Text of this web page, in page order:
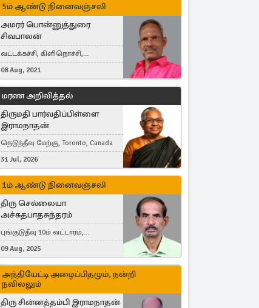
5ம் ஆண்டு நினைவஞ்சலி
அமரர் பொன்னுத்துரை
சிவபாலன்
வட்டக்கச்சி, கிளிநொச்சி,
வட்டக்கச்சி இராமநாதபுரம்
08 Aug, 2021
மரண அறிவித்தல்
திருமதி பார்வதிப்பிள்ளை
இராமநாதன்
நெடுந்தீவு மேற்கு, Toronto, Canada
31 Jul, 2026
1ம் ஆண்டு நினைவஞ்சலி
திரு செல்லையா
அச்சுதபாதசுந்தரம்
புங்குடுதீவு 10ம் வட்டாரம்,
கொள்ளுப்பிட்டி
09 Aug, 2025
அந்தியேட்டி அழைப்பிதழும், நன்றி
நவிலலும்
திரு சின்னத்தம்பி இராமநாதன்